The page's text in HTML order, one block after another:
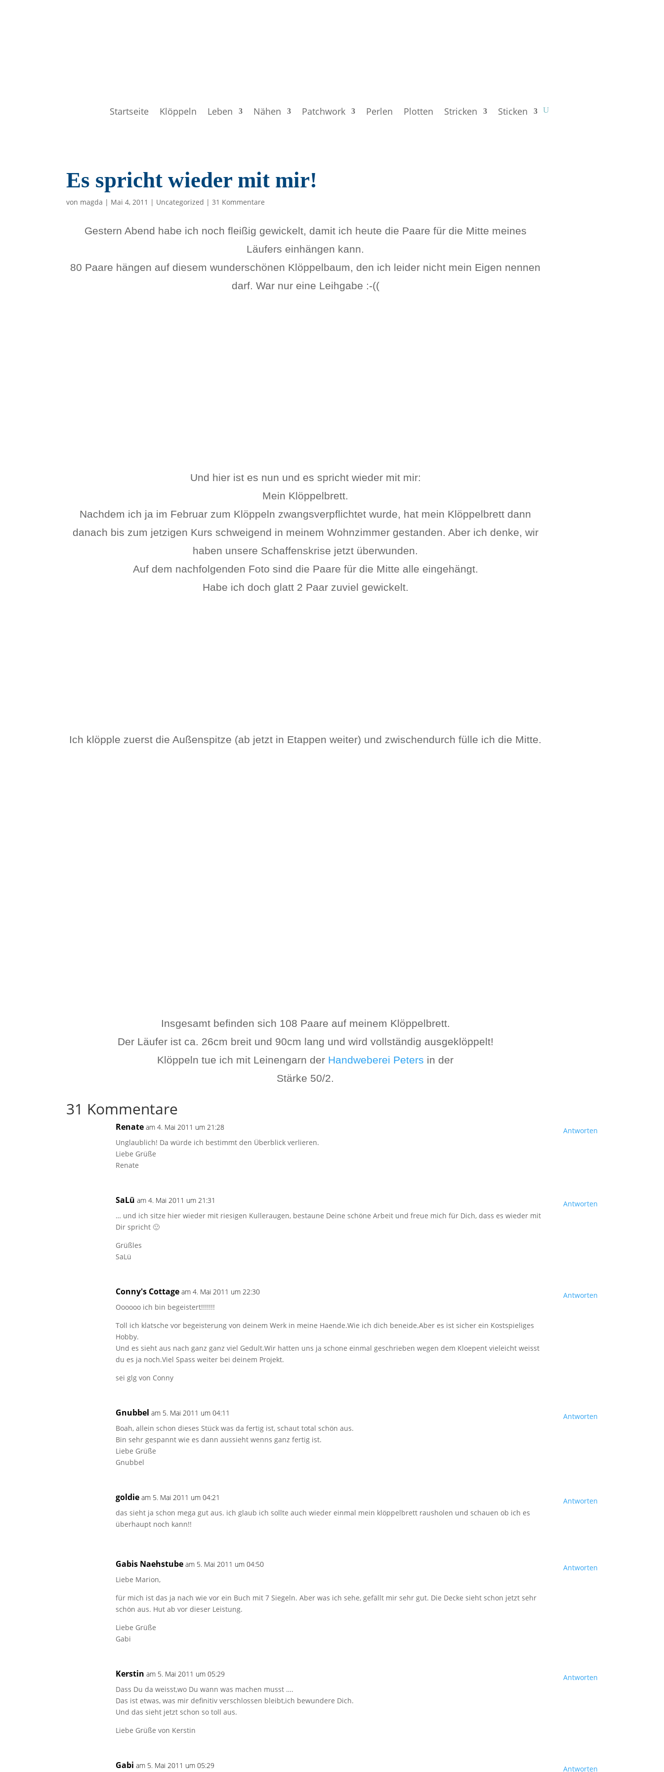
Startseite Klöppeln Leben Nähen Patchwork Perlen Plotten Stricken Sticken
Es spricht wieder mit mir!
von magda | Mai 4, 2011 | Uncategorized |31 Kommentare
Gestern Abend habe ich noch fleißig gewickelt, damit ich heute die Paare für die Mitte meines
Läufers einhängen kann.
80 Paare hängen auf diesem wunderschönen Klöppelbaum, den ich leider nicht mein Eigen nennen
darf. War nur eine Leihgabe :-((
Und hier ist es nun und es spricht wieder mit mir:
Mein Klöppelbrett.
Nachdem ich ja im Februar zum Klöppeln zwangsverpflichtet wurde, hat mein Klöppelbrett dann
danach bis zum jetzigen Kurs schweigend in meinem Wohnzimmer gestanden. Aber ich denke, wir
haben unsere Schaffenskrise jetzt überwunden.
Auf dem nachfolgenden Foto sind die Paare für die Mitte alle eingehängt.
Habe ich doch glatt 2 Paar zuviel gewickelt.
Ich klöpple zuerst die Außenspitze (ab jetzt in Etappen weiter) und zwischendurch fülle ich die Mitte.
Insgesamt befinden sich 108 Paare auf meinem Klöppelbrett.
Der Läufer ist ca. 26cm breit und 90cm lang und wird vollständig ausgeklöppelt!
Klöppeln tue ich mit Leinengarn der Handweberei Peters in der
Stärke 50/2.
31 Kommentare
Renate am 4. Mai 2011 um 21:28
Unglaublich! Da würde ich bestimmt den Überblick verlieren.
Liebe Grüße
Renate
Antworten
SaLü am 4. Mai 2011 um 21:31
… und ich sitze hier wieder mit riesigen Kulleraugen, bestaune Deine schöne Arbeit und freue mich für Dich, dass es wieder mit
Dir spricht 🙂
Grüßles
SaLü
Antworten
Conny's Cottage am 4. Mai 2011 um 22:30
Oooooo ich bin begeistert!!!!!!!
Toll ich klatsche vor begeisterung von deinem Werk in meine Haende.Wie ich dich beneide.Aber es ist sicher ein Kostspieliges
Hobby.
Und es sieht aus nach ganz ganz viel Gedult.Wir hatten uns ja schone einmal geschrieben wegen dem Kloepent vieleicht weisst
du es ja noch.Viel Spass weiter bei deinem Projekt.
sei glg von Conny
Antworten
Gnubbel am 5. Mai 2011 um 04:11
Boah, allein schon dieses Stück was da fertig ist, schaut total schön aus.
Bin sehr gespannt wie es dann aussieht wenns ganz fertig ist.
Liebe Grüße
Gnubbel
Antworten
goldie am 5. Mai 2011 um 04:21
das sieht ja schon mega gut aus. ich glaub ich sollte auch wieder einmal mein klöppelbrett rausholen und schauen ob ich es
überhaupt noch kann!!
Antworten
Gabis Naehstube am 5. Mai 2011 um 04:50
Liebe Marion,
für mich ist das ja nach wie vor ein Buch mit 7 Siegeln. Aber was ich sehe, gefällt mir sehr gut. Die Decke sieht schon jetzt sehr
schön aus. Hut ab vor dieser Leistung.
Liebe Grüße
Gabi
Antworten
Kerstin am 5. Mai 2011 um 05:29
Dass Du da weisst,wo Du wann was machen musst ….
Das ist etwas, was mir definitiv verschlossen bleibt,ich bewundere Dich.
Und das sieht jetzt schon so toll aus.
Liebe Grüße von Kerstin
Antworten
Gabi am 5. Mai 2011 um 05:29 Antworten